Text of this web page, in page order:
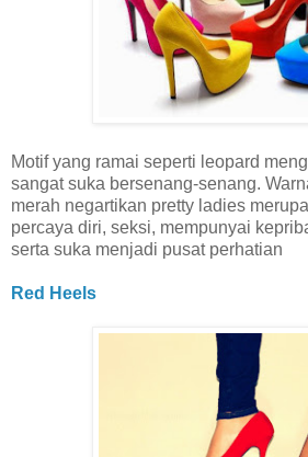
Motif yang ramai seperti leopard
sangat suka bersenang-senang.
merah negartikan pretty ladies
percaya diri, seksi, mempunyai
serta suka menjadi pusat perhatian
Red Heels